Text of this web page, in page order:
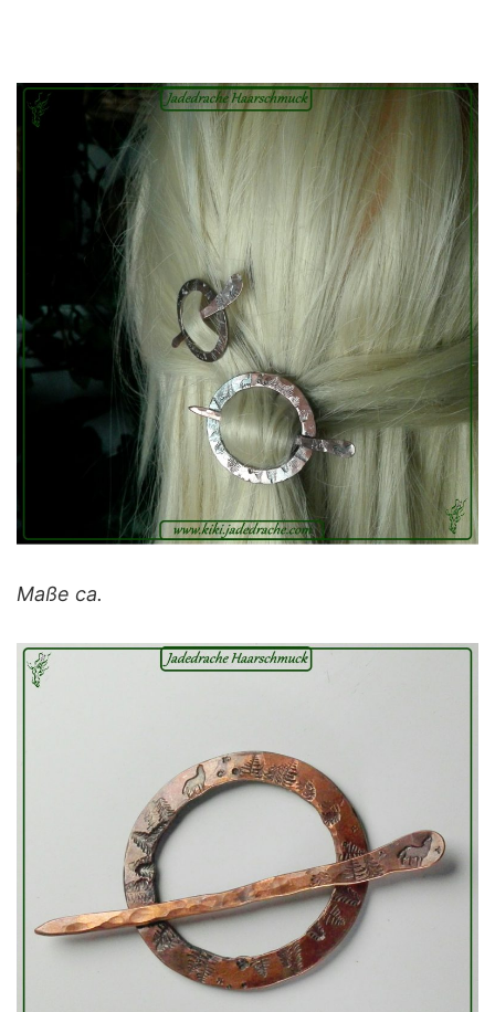
Maße ca.